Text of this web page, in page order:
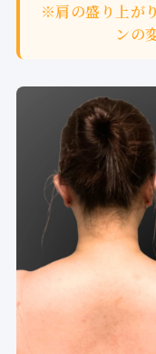
※肩の盛り上が
ンの